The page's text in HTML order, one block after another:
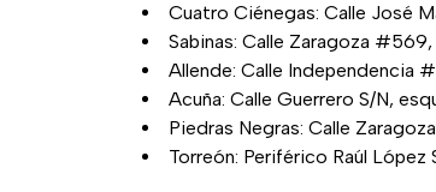
Cuatro Ciénegas: Calle José
Sabinas: Calle Zaragoza
Allende: Calle Independencia
Acuña: Calle Guerrero S/N,
Piedras Negras: Calle
Torreón: Periférico Raúl López